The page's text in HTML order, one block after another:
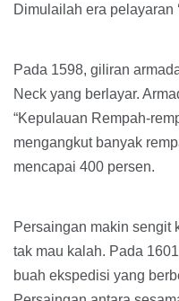
Dimulailah era pelayaran
Pada 1598, giliran
Neck yang berlayar.
“Kepulauan Rempah-
mengangkut banyak
mencapai 400 persen.
Persaingan makin sengit
tak mau kalah. Pada
buah ekspedisi yang